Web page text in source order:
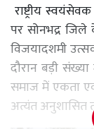
राष्ट्रीय
पर सोनभद्र
विजयादशमी
दौरान बड़ी
समाज में एकता
अत्यंत अनुशासित